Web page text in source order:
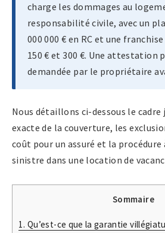
charge les dommages au
responsabilité civile, avec un
000 000 € en RC et une
150 € et 300 €. Une attestation
demandée par le propriétaire
Nous détaillons ci-dessous le cadre
exacte de la couverture, les
coût pour un assuré et la procédure
sinistre dans une location de
Sommaire
1. Qu’est-ce que la garantie